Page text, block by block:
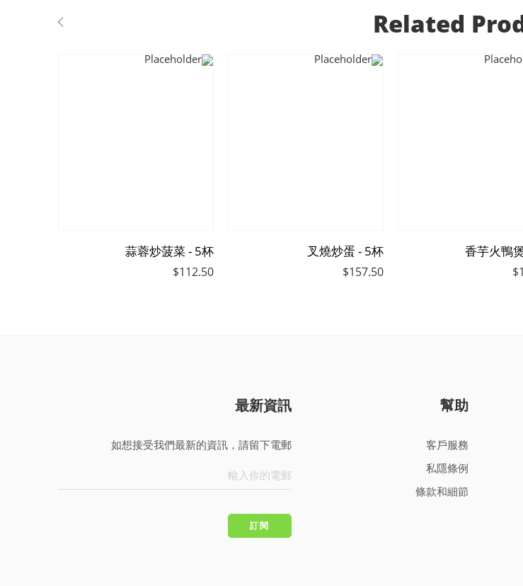
Related
香芋火鴨
$
叉燒炒蛋 - 5杯
$157.50
蒜蓉炒菠菜 - 5杯
$112.50
幫助
客戶服務
私隱條例
條款和細節
最新資訊
如想接受我們最新的資訊，請留下電郵